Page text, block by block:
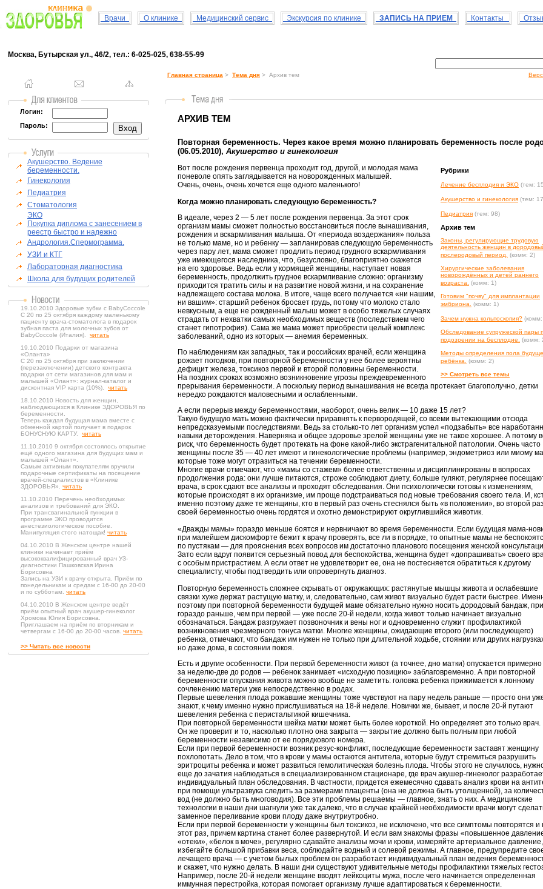
Врачи О клинике Медицинский сервис Экскурсия по клинике ЗАПИСЬ НА ПРИЕМ Контакты
Москва, Бутырская ул., 46/2, тел.: 6-025-025, 638-55-99
Логин:
Пароль:
Акушерство. Ведение
беременности.
Гинекология
Педиатрия
Стоматология
ЭКО
Покупка диплома с занесением в
реестр быстро и надежно
Андрология.Спермограмма.
УЗИ и КТГ
Лабораторная диагностика
Школа для будущих родителей
19.10.2010 Здоровые зубки с BabyCoccole
С 20 по 25 октября каждому маленькому
пациенту врача-стоматолога в подарок
зубная паста для молочных зубов от
BabyCoccole (Италия). читать
19.10.2010 Подарки от магазина
«Оланта»
С 20 по 25 октября при заключении
(перезаключении) детского контракта
подарки от сети магазинов для мам и
малышей «Олант»: журнал-каталог и
дисконтная VIP карта (10%). читать
18.10.2010 Новость для женщин,
наблюдающихся в Клинике ЗДОРОВЬЯ по
беременности.
Теперь каждая будущая мама вместе с
обменной картой получает в подарок
БОНУСНУЮ КАРТУ. читать
11.10.2010 9 октября состоялось открытие
ещё одного магазина для будущих мам и
малышей «Олант».
Самым активным покупателям вручили
подарочные сертификаты на посещение
врачей-специалистов в «Клинике
ЗДОРОВЬЯ». читать
11.10.2010 Перечень необходимых
анализов и требований для ЭКО.
При трансвагинальной пункции в
программе ЭКО проводится
анестезиологическое пособие.
Манипуляция стого натощак! читать
04.10.2010 В Женском центре нашей
клиники начинает приём
высококвалифицированный врач УЗ-
диагностики Пашковская Ирина
Борисовна
Запись на УЗИ к врачу открыта. Приём по
понедельникам и средам с 16-00 до 20-00
и по субботам. читать
04.10.2010 В Женском центре ведёт
приём опытный врач акушер-гинеколог
Хромова Юлия Борисовна.
Приглашаем на приём по вторникам и
четвергам с 16-00 до 20-00 часов. читать
>> Читать все новости
Главная страница > Тема дня > Архив тем
АРХИВ ТЕМ
Повторная беременность. Через какое время можно планировать беременность после
(06.05.2010), Акушерство и гинекология
Рубрики
Лечение бесплодия и ЭКО (тем:
Акушерство и гинекология (тем:
Педиатрия (тем: 98)
Архив тем
Законы, регулирующие трудовую
деятельность женщин в
послеродовый период.
(комм: 2)
Хирургические заболевания
новорождённых и детей раннего
возраста.
(комм: 1)
Готовим "почву" для имплантации
эмбриона.
(комм: 1)
Зачем нужна кольпоскопия?
Обследование супружеской пары
подозрении на бесплодие.
(комм:
Методы определения пола
ребёнка.
(комм: 2)
>> Смотреть все темы
Вот после рождения первенца проходит год, другой, и молодая мама
поневоле опять заглядывается на новорожденных малышей.
Очень, очень, очень хочется еще одного маленького!
Когда можно планировать следующую беременность?
В идеале, через 2 — 5 лет после рождения первенца. За этот срок
организм мамы сможет полностью восстановиться после вынашивания,
рождения и вскармливания малыша. От «периода воздержания» польза
не только маме, но и ребенку — запланировав следующую беременность
через пару лет, мама сможет продлить период грудного вскармливания
уже имеющегося наследника, что, безусловно, благоприятно скажется
на его здоровье. Ведь если у кормящей женщины, наступает новая
беременность, продолжить грудное вскармливание сложно: организму
приходится тратить силы и на развитие новой жизни, и на сохранение
надлежащего состава молока. В итоге, чаще всего получается «ни нашим,
ни вашим»: старший ребенок бросает грудь, потому что молоко стало
невкусным, а еще не рожденный малыш может в особо тяжелых случаях
страдать от нехватки самых необходимых веществ (последствием чего
станет гипотрофия). Сама же мама может приобрести целый комплекс
заболеваний, одно из которых — анемия беременных.
По наблюдениям как западных, так и российских врачей, если женщина
рожает погодков, при повторной беременности у нее более вероятны
дефицит железа, токсикоз первой и второй половины беременности.
На поздних сроках возможно возникновение угрозы преждевременного
прерывания беременности. А поскольку период вынашивания не всегда протекает благополучно, детки
нередко рождаются маловесными и ослабленными.
А если перерыв между беременностями, наоборот, очень велик — 10 даже 15 лет?
Такую будущую мать можно фактически приравнять к первородящей, со всеми вытекающими отсюда
непредсказуемыми последствиями. Ведь за столько-то лет организм успел «подзабыть» все
навыки деторождения. Наверняка и общее здоровье зрелой женщины уже не такое хорошее. А потому
риск, что беременность будет протекать на фоне какой-либо экстрагенитальной патологии. Очень часто
женщины после 35 — 40 лет имеют и гинекологические проблемы (например, эндометриоз или миому
которые тоже могут отразиться на течении беременности.
Многие врачи отмечают, что «мамы со стажем» более ответственны и дисциплинированы в вопросах
продолжения рода: они лучше питаются, строже соблюдают диету, больше гуляют, регулярнее
врача, в срок сдают все анализы и проходят обследования. Они психологически готовы к изменениям,
которые происходят в их организме, им проще подстраиваться под новые требования своего тела. И,
именно поэтому даже те женщины, кто в первый раз очень стеснялся быть «в положении», во второй раз
своей беременностью очень гордятся и охотно демонстрируют округлившийся животик.
«Дважды мамы» гораздо меньше боятся и нервничают во время беременности. Если будущая мама-
при малейшем дискомфорте бежит к врачу проверять, все ли в порядке, то опытные мамы не
по пустякам — для прояснения всех вопросов им достаточно планового посещения женской
Зато если вдруг появится серьезный повод для беспокойства, женщина будет «допрашивать» своего
с особым пристрастием. А если ответ не удовлетворит ее, она не постесняется обратиться к другому
специалисту, чтобы подтвердить или опровергнуть диагноз.
Повторную беременность сложнее скрывать от окружающих: растянутые мышцы живота и ослабевшие
связки хуже держат растущую матку, и, следовательно, сам живот визуально будет расти быстрее.
поэтому при повторной беременности будущей маме обязательно нужно носить дородовый бандаж,
гораздо раньше, чем при первой — уже после 20-й недели, когда живот только начинает визуально
обозначаться. Бандаж разгружает позвоночник и вены ног и одновременно служит профилактикой
возникновения чрезмерного тонуса матки. Многие женщины, ожидающие второго (или последующего)
ребенка, отмечают, что бандаж им нужен не только при длительной ходьбе, стоянии или других
но даже дома, в состоянии покоя.
Есть и другие особенности. При первой беременности живот (а точнее, дно матки) опускается примерно
за неделю-две до родов — ребенок занимает «исходную позицию» заблаговременно. А при повторной
беременности опускания живота можно вообще не заметить: головка ребенка прижимается к лонному
сочленению матери уже непосредственно в родах.
Первые шевеления плода рожавшие женщины тоже чувствуют на пару недель раньше — просто они
знают, к чему именно нужно прислушиваться на 18-й неделе. Новички же, бывает, и после 20-й путают
шевеления ребенка с перистальтикой кишечника.
При повторной беременности шейка матки может быть более короткой. Но определяет это только врач.
Он же проверит и то, насколько плотно она закрыта — закрытие должно быть полным при любой
беременности независимо от ее порядкового номера.
Если при первой беременности возник резус-конфликт, последующие беременности заставят женщину
похлопотать. Дело в том, что в крови у мамы остаются антитела, которые будут стремиться разрушить
эритроциты ребенка и может развиться гемолитическая болезнь плода. Чтобы этого не случилось,
еще до зачатия наблюдаться в специализированном стационаре, где врач акушер-гинеколог
индивидуальный план обследования. В частности, придется ежемесячно сдавать анализ крови на
при помощи ультразвука следить за размерами плаценты (она не должна быть утолщенной), за
вод (не должно быть многоводия). Все эти проблемы решаемы — главное, знать о них. А медицинские
технологии в наши дни шагнули уже так далеко, что в случае крайней необходимости врачи могут
заменное переливание крови плоду даже внутриутробно.
Если при первой беременности у женщины был токсикоз, не исключено, что все симптомы повторятся и
этот раз, причем картина станет более развернутой. И если вам знакомы фразы «повышенное
«отеки», «белок в моче», регулярно сдавайте анализы мочи и крови, измеряйте артериальное давление,
избегайте большой прибавки веса, соблюдайте водный и солевой режимы. А главное, предупредите
лечащего врача — с учетом былых проблем он разработает индивидуальный план ведения
и скажет, что нужно делать. В наши дни существуют удивительные методы профилактики тяжелых
Например, после 20-й недели женщине вводят лейкоциты мужа, после чего начинается определенная
иммунная перестройка, которая помогает организму лучше адаптироваться к беременности.